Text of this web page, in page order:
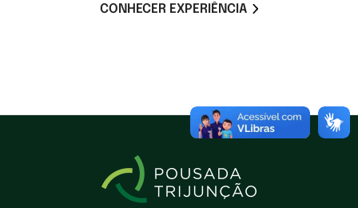
CONHECER EXPERIÊNCIA